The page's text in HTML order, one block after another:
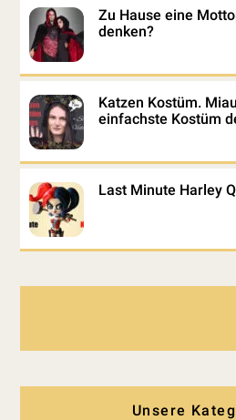
Zu Hause eine
denken?
Katzen Kostüm.
einfachste Kostüm
Last Minute Harley
Unsere